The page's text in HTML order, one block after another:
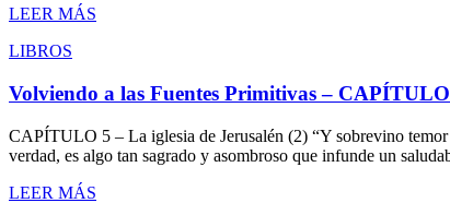
LEER MÁS
LIBROS
Volviendo a las Fuentes Primitivas –
CAPÍTULO 5 – La iglesia de Jerusalén (2) “Y sobrevino temor
verdad, es algo tan sagrado y asombroso que infunde un
LEER MÁS